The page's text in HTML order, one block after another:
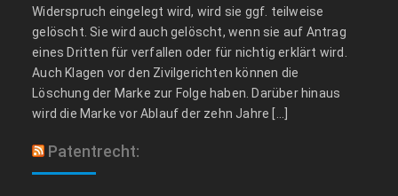
Widerspruch eingelegt wird, wird sie ggf. teilweise
gelöscht. Sie wird auch gelöscht, wenn sie auf Antrag
eines Dritten für verfallen oder für nichtig erklärt wird.
Auch Klagen vor den Zivilgerichten können die
Löschung der Marke zur Folge haben. Darüber hinaus
wird die Marke vor Ablauf der zehn Jahre […]
Patentrecht: